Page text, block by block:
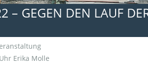
– GEGEN DEN LAUF
Erika Molle